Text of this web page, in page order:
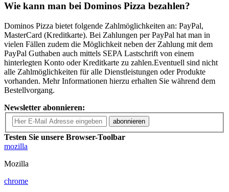
Wie kann man bei Dominos Pizza bezahlen?
Dominos Pizza bietet folgende Zahlmöglichkeiten an: PayPal,
MasterCard (Kreditkarte). Bei Zahlungen per PayPal hat man in
vielen Fällen zudem die Möglichkeit neben der Zahlung mit dem
PayPal Guthaben auch mittels SEPA Lastschrift von einem
hinterlegten Konto oder Kreditkarte zu zahlen.Eventuell sind nicht
alle Zahlmöglichkeiten für alle Dienstleistungen oder Produkte
vorhanden. Mehr Informationen hierzu erhalten Sie während dem
Bestellvorgang.
Newsletter abonnieren:
abonnieren
Testen Sie unsere Browser-Toolbar
mozilla
Mozilla
chrome